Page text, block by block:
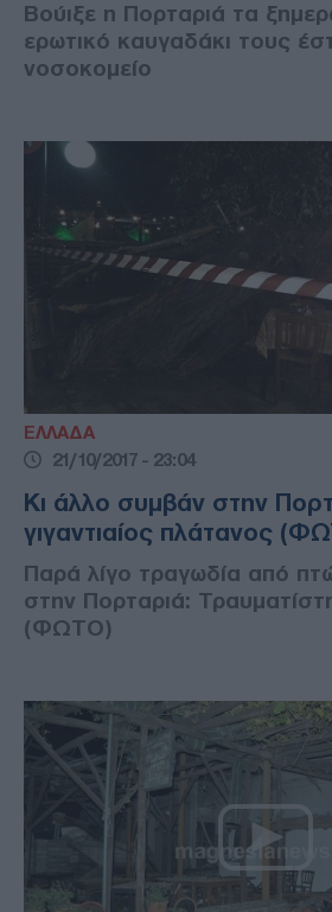
Βούιξε η Πορταριά τα
ερωτικό καυγαδάκι τους
νοσοκομείο
ΕΛΛΑΔΑ
21/10/2017 - 23:04
Κι άλλο συμβάν στην
γιγαντιαίος πλάτανος
Παρά λίγο τραγωδία από
στην Πορταριά:
(ΦΩΤΟ)